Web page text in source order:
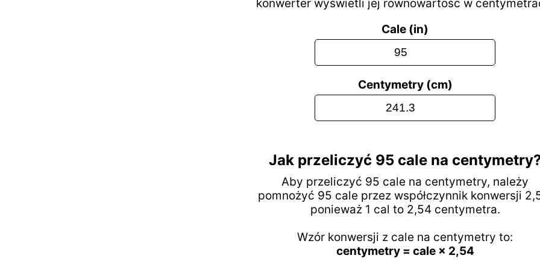
konwerter wyświetli jej równowartość w
Cale (in)
Centymetry (cm)
Jak przeliczyć 95 cale na
Aby przeliczyć 95 cale na centymetry, należy
pomnożyć 95 cale przez współczynnik konwersji
ponieważ 1 cal to 2,54 centymetra.
Wzór konwersji z cale na centymetry to:
centymetry = cale × 2,54